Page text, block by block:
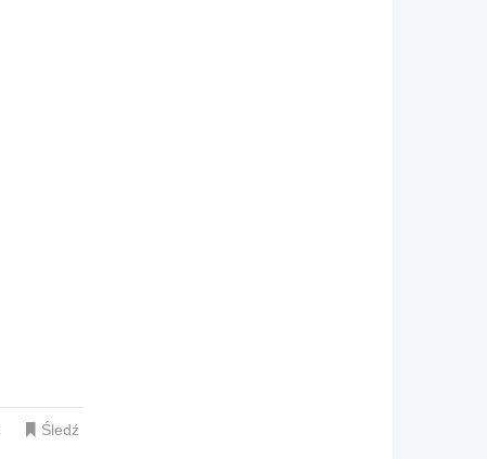
Śledź